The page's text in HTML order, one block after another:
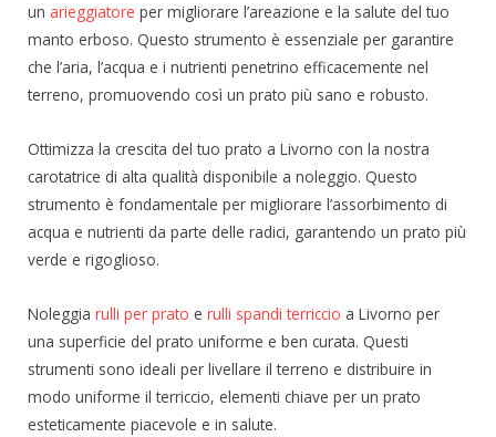
un arieggiatore per migliorare l’areazione e la salute del tuo
manto erboso. Questo strumento è essenziale per garantire
che l’aria, l’acqua e i nutrienti penetrino efficacemente nel
terreno, promuovendo così un prato più sano e robusto.
Ottimizza la crescita del tuo prato a Livorno con la nostra
carotatrice di alta qualità disponibile a noleggio. Questo
strumento è fondamentale per migliorare l’assorbimento di
acqua e nutrienti da parte delle radici, garantendo un prato più
verde e rigoglioso.
Noleggia rulli per prato e rulli spandi terriccio a Livorno per
una superficie del prato uniforme e ben curata. Questi
strumenti sono ideali per livellare il terreno e distribuire in
modo uniforme il terriccio, elementi chiave per un prato
esteticamente piacevole e in salute.